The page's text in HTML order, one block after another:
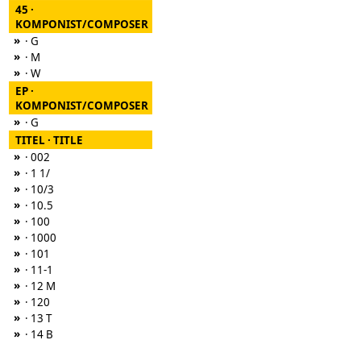
45 ·
KOMPONIST/COMPOSER
» · G
» · M
» · W
EP ·
KOMPONIST/COMPOSER
» · G
TITEL · TITLE
» · 002
» · 1 1/
» · 10/3
» · 10.5
» · 100
» · 1000
» · 101
» · 11-1
» · 12 M
» · 120
» · 13 T
» · 14 B